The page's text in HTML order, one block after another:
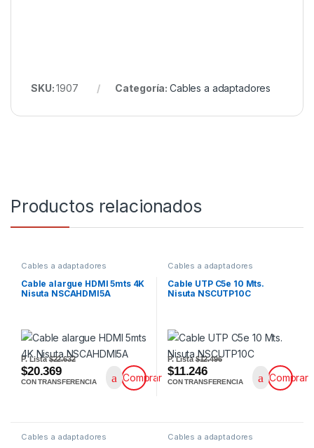
SKU:1907 Categoría: Cables a adaptadores
Productos relacionados
Cables a adaptadores
Cable alargue HDMI 5mts 4K
Nisuta NSCAHDMI5A
P. Lista$22.632
$20.369
CON TRANSFERENCIA Comprar
Cables a adaptadores
Cable UTP C5e 10 Mts.
Nisuta NSCUTP10C
P. Lista$12.496
$11.246
CON TRANSFERENCIA Comprar
Cables a adaptadores Cables a adaptadores